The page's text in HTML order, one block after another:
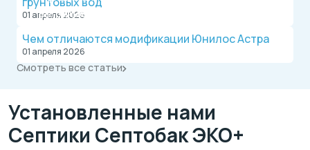
Оплата после монтажа.
Выгодные условия на монтаж канализации и
01 апреля 2026
Чем отличаются модификации Юнилос Астра
01 апреля 2026
Смотреть все статьи
Установленные нами
Септики Септобак ЭКО+